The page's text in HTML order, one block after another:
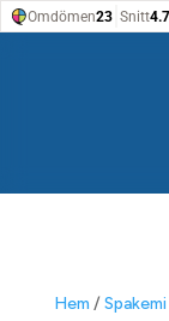
Hem /Spakemi